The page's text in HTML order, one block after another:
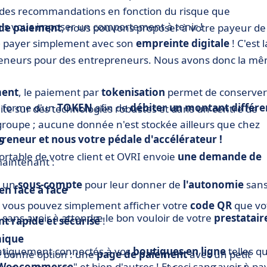
paiement, nous pouvons proposer à votre payeur de
simplement avec son empreinte digitale ! C'est
, le paiement partokenisation permet de conserver
forme d'unTOKENafin dedébiter un montant
de votre client et OVRI envoie une demande de
face à face
vous pouvez simplement afficher votre code QR que
rapide et sécurisé!
bonne option : unepage de paiementavec un petit
recommandations en fonction du risque que
vous imposer un comportement à tenir !
pour des entrepreneurs. Nous avons donc la
sur des technologies robustes et dans un centre de
; aucune donnée n'est stockée ailleurs que chez
et nous votre pédale d'accélérateur !
:
unsous-compte pour leur donner de l'autonomie
avoir à attendre le bon vouloir de votre
connectés à vosboutiques en lignetelles